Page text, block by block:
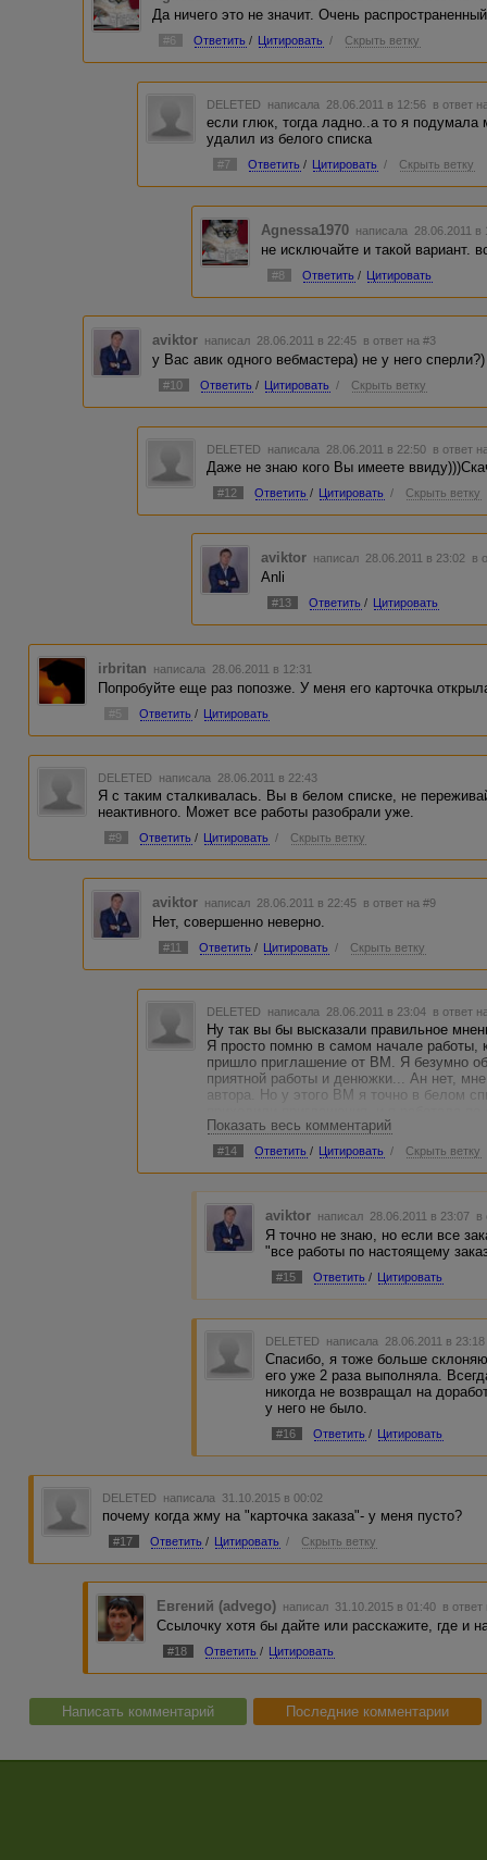
Да ничего это не значит. Очень
#6 Ответить / Цитировать / Скрыть ветку
DELETED написала 28.06.2011 в 12:56 в ответ
если глюк, тогда ладно..а то я
удалил из белого списка
#7 Ответить / Цитировать / Скрыть ветку
Agnessa1970 написала 28.06.2011
не исключайте и такой вариант.
#8 Ответить / Цитировать
aviktor написал 28.06.2011 в 22:45 в ответ на #3
у Вас авик одного вебмастера) не у него сперли?)
#10 Ответить / Цитировать / Скрыть ветку
DELETED написала 28.06.2011 в 22:50 в ответ
Даже не знаю кого Вы имеете
#12 Ответить / Цитировать / Скрыть ветку
aviktor написал 28.06.2011 в 23:02 в
Anli
#13 Ответить / Цитировать
irbritan написала 28.06.2011 в 12:31
Попробуйте еще раз попозже. У меня его карточка
#5 Ответить / Цитировать
DELETED написала 28.06.2011 в 22:43
Я с таким сталкивалась. Вы в белом списке, не
неактивного. Может все работы разобрали уже.
#9 Ответить / Цитировать / Скрыть ветку
aviktor написал 28.06.2011 в 22:45 в ответ на #9
Нет, совершенно неверно.
#11 Ответить / Цитировать / Скрыть ветку
DELETED написала 28.06.2011 в 23:04 в ответ
Ну так вы бы высказали правильное
Я просто помню в самом начале работы,
пришло приглашение от ВМ. Я безумно
приятной работы и денюжки... Ан нет,
автора. Но у этого ВМ я точно в белом
Что еще могу предположить, что был
приглашение автоматом всему БС
Показать весь комментарий
#14 Ответить / Цитировать / Скрыть ветку
aviktor написал 28.06.2011 в 23:07 в
Я точно не знаю, но если все
"все работы по настоящему
#15 Ответить / Цитировать
DELETED написала 28.06.2011 в
Спасибо, я тоже больше
его уже 2 раза выполняла.
никогда не возвращал на
у него не было.
#16 Ответить / Цитировать
DELETED написала 31.10.2015 в 00:02
почему когда жму на "карточка заказа"- у меня пусто?
#17 Ответить / Цитировать / Скрыть ветку
Евгений (advego) написал 31.10.2015 в 01:40 в ответ
Ссылочку хотя бы дайте или расскажите, где и
#18 Ответить / Цитировать
Написать комментарий Последние комментарии